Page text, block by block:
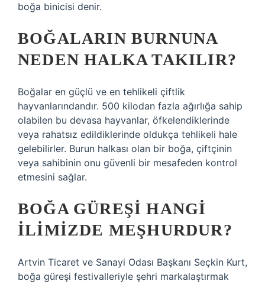
boğa binicisi denir.
BOĞALARIN BURNUNA
NEDEN HALKA TAKILIR?
Boğalar en güçlü ve en tehlikeli çiftlik
hayvanlarındandır. 500 kilodan fazla ağırlığa sahip
olabilen bu devasa hayvanlar, öfkelendiklerinde
veya rahatsız edildiklerinde oldukça tehlikeli hale
gelebilirler. Burun halkası olan bir boğa, çiftçinin
veya sahibinin onu güvenli bir mesafeden kontrol
etmesini sağlar.
BOĞA GÜREŞI HANGI
ILIMIZDE MEŞHURDUR?
Artvin Ticaret ve Sanayi Odası Başkanı Seçkin Kurt,
boğa güreşi festivalleriyle şehri markalaştırmak